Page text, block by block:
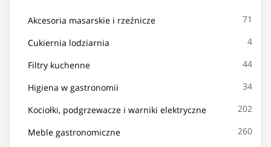
Akcesoria masarskie i rzeźnicze 71
Cukiernia lodziarnia 4
Filtry kuchenne 44
Higiena w gastronomii 34
Kociołki, podgrzewacze i warniki elektryczne 202
Meble gastronomiczne 260